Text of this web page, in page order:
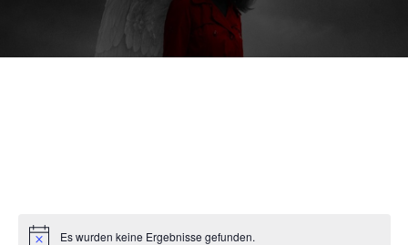
Es wurden keine Ergebnisse gefunden.